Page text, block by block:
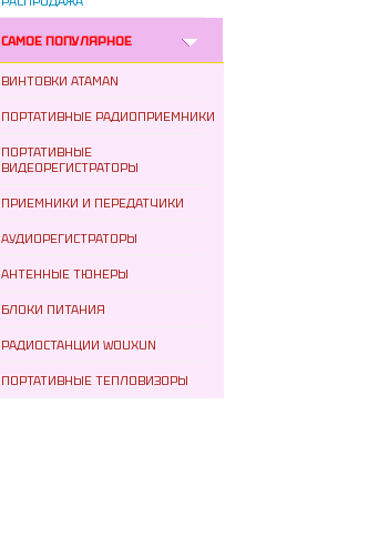
САМОЕ ПОПУЛЯРНОЕ
ВИНТОВКИ ATAMAN
ПОРТАТИВНЫЕ РАДИОПРИЕМНИКИ
ПОРТАТИВНЫЕ
ВИДЕОРЕГИСТРАТОРЫ
ПРИЕМНИКИ И ПЕРЕДАТЧИКИ
АУДИОРЕГИСТРАТОРЫ
АНТЕННЫЕ ТЮНЕРЫ
БЛОКИ ПИТАНИЯ
РАДИОСТАНЦИИ WOUXUN
ПОРТАТИВНЫЕ ТЕПЛОВИЗОРЫ